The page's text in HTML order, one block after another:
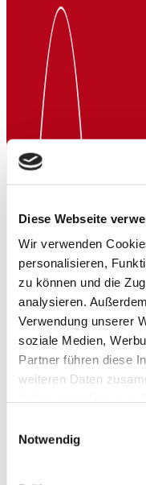
Diese Webseite
Wir verwenden
personalisieren,
zu können und die
analysieren.
Verwendung unserer
soziale Medien,
Partner führen diese
weiteren Daten
Notwendig